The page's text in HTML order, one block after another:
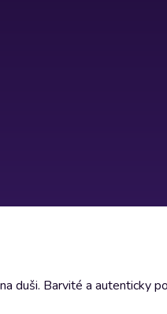
duši. Barvité a autenticky